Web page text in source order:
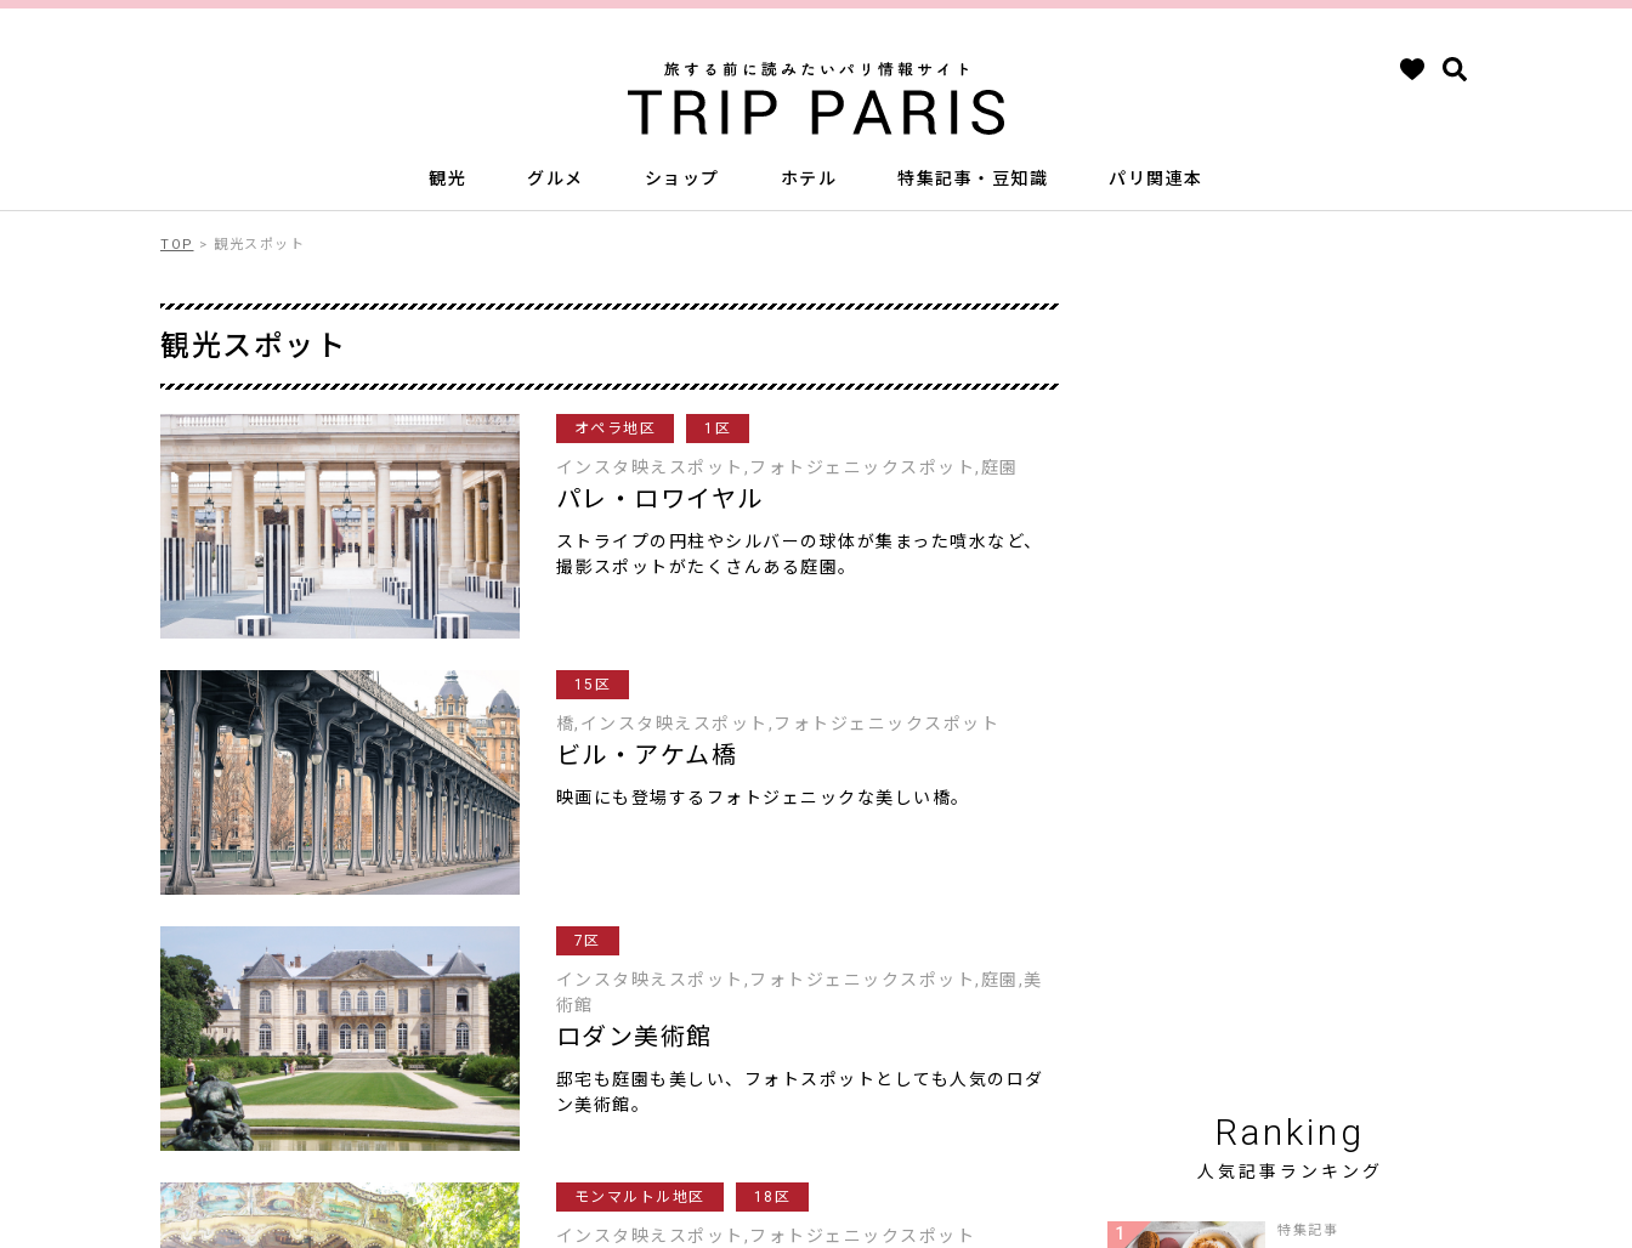
観光 グルメ ショップ ホテル 特集記事・豆知識 パリ関連本
TOP > 観光スポット
観光スポット
オペラ地区 1区
インスタ映えスポット,フォトジェニックスポット,庭園
パレ・ロワイヤル
ストライプの円柱やシルバーの球体が集まった噴水など、
撮影スポットがたくさんある庭園。
15区
橋,インスタ映えスポット,フォトジェニックスポット
ビル・アケム橋
映画にも登場するフォトジェニックな美しい橋。
7区
インスタ映えスポット,フォトジェニックスポット,庭園,美
術館
ロダン美術館
邸宅も庭園も美しい、フォトスポットとしても人気のロダ
ン美術館。
モンマルトル地区 18区
インスタ映えスポット,フォトジェニックスポット
Ranking
人気記事ランキング
特集記事